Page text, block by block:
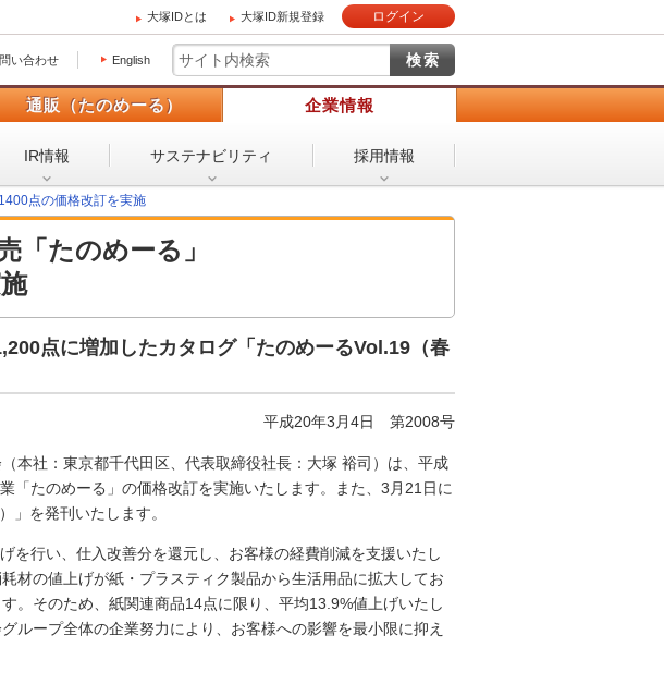
大塚IDとは 大塚ID新規登録 ログイン
い合わせ English
通販（たのめーる） 企業情報
IR情報 サステナビリティ 採用情報
点の価格改訂を実施
「たのめーる」
点に増加したカタログ「たのめーるVol.19（春
平成20年3月4日 第2008号
本社：東京都千代田区、代表取締役社長：大塚 裕司）は、平成
「たのめーる」の価格改訂を実施いたします。また、3月21日に
」を発刊いたします。
を行い、仕入改善分を還元し、お客様の経費削減を支援いたし
材の値上げが紙・プラスティク製品から生活用品に拡大してお
。そのため、紙関連商品14点に限り、平均13.9%値上げいたし
ループ全体の企業努力により、お客様への影響を最小限に抑え